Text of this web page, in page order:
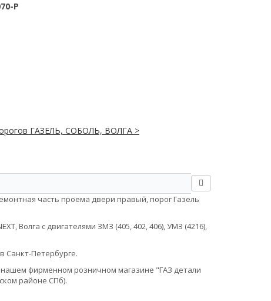
P
ГАЗЕЛЬ, СОБОЛЬ, ВОЛГА >
часть проема двери правый, порог Газель
Волга с двигателями ЗМЗ (405, 402, 406), УМЗ (4216),
Санкт-Петербурге.
нашем фирменном розничном магазине "ГАЗ детали
районе СПб).